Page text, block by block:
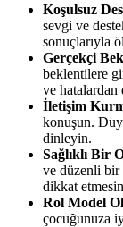
Koşulsuz
sevgi ve
sonuçlarıyla
Gerçekçi
beklentilere
ve hatalardan
İletişim
konuşun.
dinleyin.
Sağlıklı Bir
ve düzenli bir
dikkat
Rol Model
çocuğunuza